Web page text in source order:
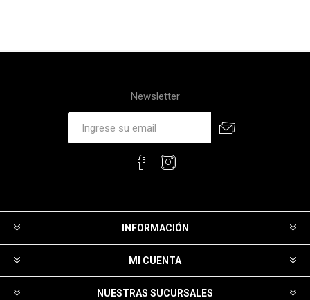
Newsletter
INFORMACIÓN
MI CUENTA
NUESTRAS SUCURSALES